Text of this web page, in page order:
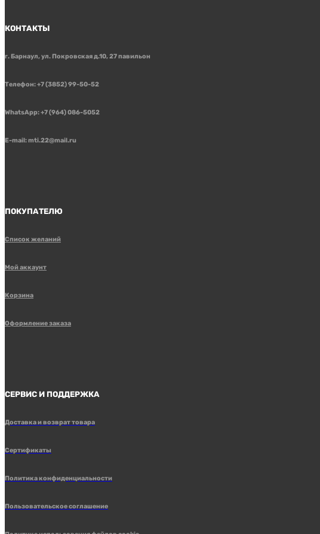
КОНТАКТЫ
г. Барнаул, ул. Покровская д.10, 27 павильон
Телефон: +7 (3852) 99-50-52
WhatsApp: +7 (964) 086-5052
E-mail: mti.22@mail.ru
ПОКУПАТЕЛЮ
Список желаний
Мой аккаунт
Корзина
Оформление заказа
СЕРВИС И ПОДДЕРЖКА
Доставка и возврат товара
Сертификаты
Политика конфиденциальности
Пользовательское соглашение